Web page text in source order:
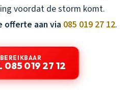
voordat de storm komt.
offerte aan via 085 019 27 12.
085 019 27 12